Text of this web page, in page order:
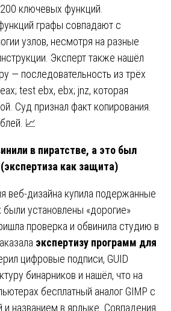
ключевых функций.
графы совпадают с
узлов, несмотря на разные
Эксперт также нашёл
— последовательность из трёх
test ebx, ebx; jnz, которая
Суд признал факт копирования.
📈
в пиратстве, а это был
как защита)
веб-дизайна купила подержанные
установлены «дорогие»
проверка и обвинила студию в
экспертизу программ для
цифровые подписи, GUID
бинарников и нашёл, что на
бесплатный аналог GIMP с
и названием в ярлыке. Совпадения